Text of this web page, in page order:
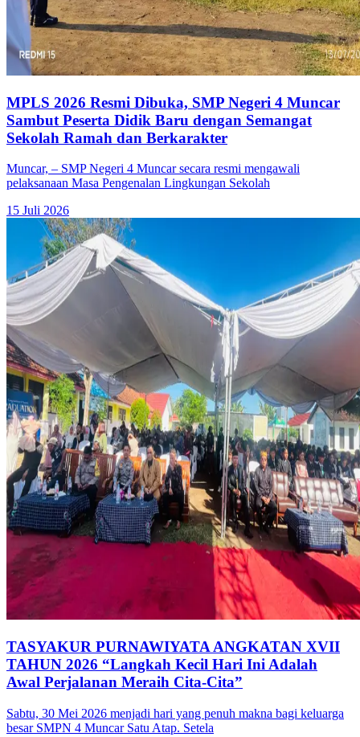
MPLS 2026 Resmi Dibuka, SMP Negeri 4 Muncar
Sambut Peserta Didik Baru dengan Semangat
Sekolah Ramah dan Berkarakter
Muncar, – SMP Negeri 4 Muncar secara resmi mengawali
pelaksanaan Masa Pengenalan Lingkungan Sekolah
15 Juli 2026
TASYAKUR PURNAWIYATA ANGKATAN XVII
TAHUN 2026 “Langkah Kecil Hari Ini Adalah
Awal Perjalanan Meraih Cita-Cita”
Sabtu, 30 Mei 2026 menjadi hari yang penuh makna bagi keluarga
besar SMPN 4 Muncar Satu Atap. Setela